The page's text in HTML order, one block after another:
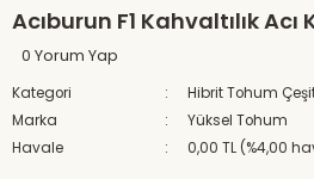
Acıburun F1 Kahvaltılık
0 Yorum Yap
Kategori
Hibrit Tohum
Marka
Yüksel Tohum
Havale
0,00 TL (%4,00